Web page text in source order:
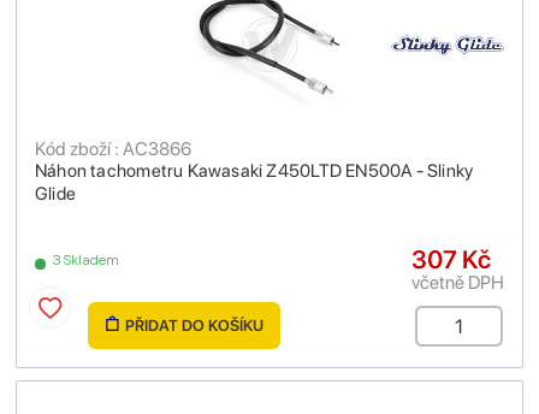
Náhon tachometru Kawasaki Z450LTD EN500A - Slinky
Glide
Kód zboží : AC3866
3 Skladem 307 Kč
včetně DPH
PŘIDAT DO KOŠÍKU